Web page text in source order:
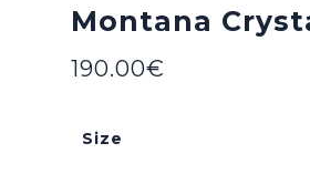
Montana
190.00€
Size